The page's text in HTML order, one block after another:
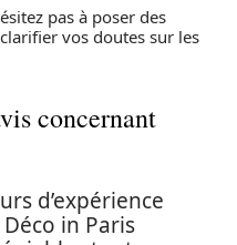
pas à poser des
vos doutes sur les
concernant
d’expérience
in Paris